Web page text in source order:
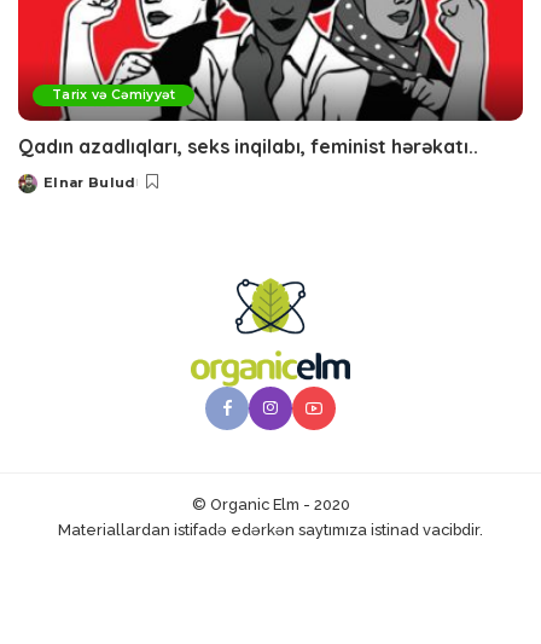
Tarix və Cəmiyyət
Qadın azadlıqları, seks inqilabı, feminist hərəkatı..
Posted
Elnar Bulud
© Organic Elm - 2020
Materiallardan istifadə edərkən saytımıza istinad vacibdir.